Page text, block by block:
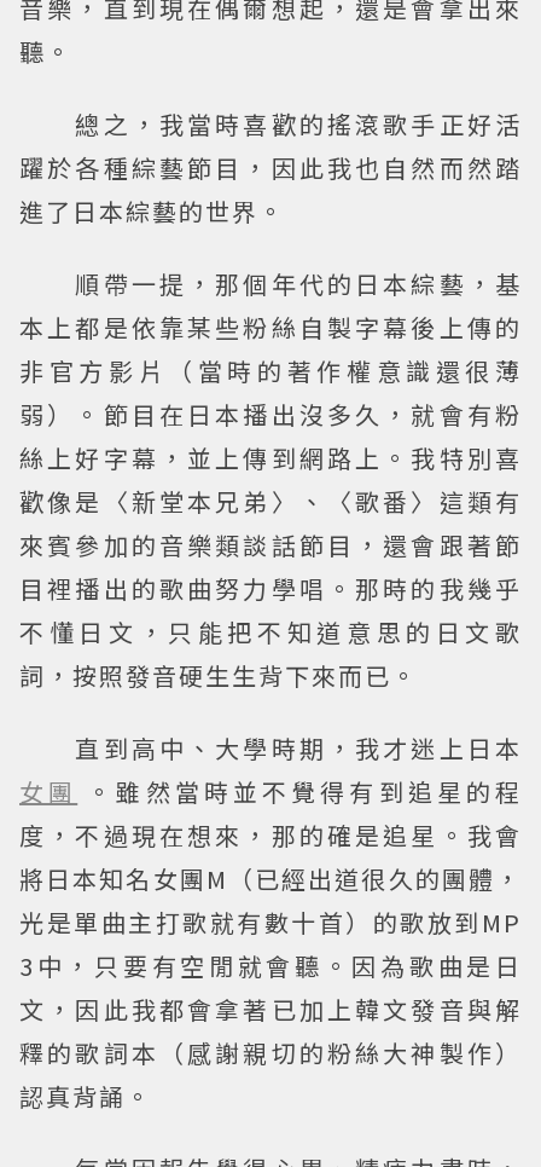
音樂，直到現在偶爾想起，還是會拿出來
聽。
總之，我當時喜歡的搖滾歌手正好活
躍於各種綜藝節目，因此我也自然而然踏
進了日本綜藝的世界。
順帶一提，那個年代的日本綜藝，基
本上都是依靠某些粉絲自製字幕後上傳的
非官方影片（當時的著作權意識還很薄
弱）。節目在日本播出沒多久，就會有粉
絲上好字幕，並上傳到網路上。我特別喜
歡像是〈新堂本兄弟〉、〈歌番〉這類有
來賓參加的音樂類談話節目，還會跟著節
目裡播出的歌曲努力學唱。那時的我幾乎
不懂日文，只能把不知道意思的日文歌
詞，按照發音硬生生背下來而已。
直到高中、大學時期，我才迷上日本
女團
。雖然當時並不覺得有到追星的程
度，不過現在想來，那的確是追星。我會
將日本知名女團M（已經出道很久的團體，
光是單曲主打歌就有數十首）的歌放到MP
3中，只要有空閒就會聽。因為歌曲是日
文，因此我都會拿著已加上韓文發音與解
釋的歌詞本（感謝親切的粉絲大神製作）
認真背誦。